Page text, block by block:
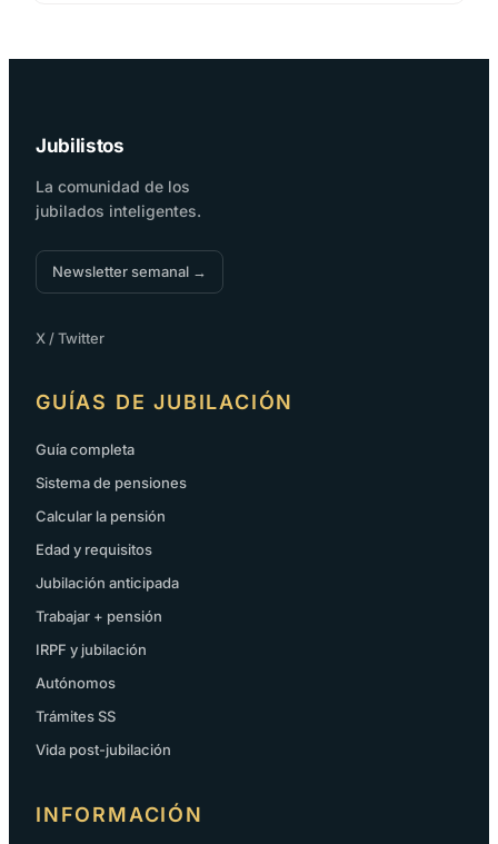
Jubilistos
La comunidad de los
jubilados inteligentes.
Newsletter semanal →
X / Twitter
GUÍAS DE JUBILACIÓN
Guía completa
Sistema de pensiones
Calcular la pensión
Edad y requisitos
Jubilación anticipada
Trabajar + pensión
IRPF y jubilación
Autónomos
Trámites SS
Vida post-jubilación
INFORMACIÓN